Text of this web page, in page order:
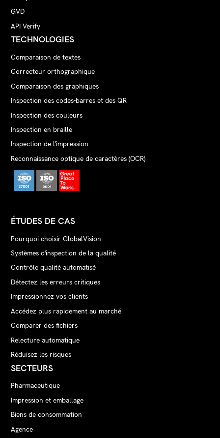
GVD
API Verify
TECHNOLOGIES
Comparaison de textes
Correcteur orthographique
Comparaison des graphiques
Inspection des codes-barres et des QR
Inspection des couleurs
Inspection en braille
Inspection de l'impression
Reconnaissance optique de caractères (OCR)
ÉTUDES DE CAS
Pourquoi choisir GlobalVision
Systèmes d'inspection de la qualité
Contrôle qualité automatisé
Détectez les erreurs critiques
Impressionnez vos clients
Accédez plus rapidement au marché
Comparer des fichiers
Relecture automatique
Réduisez les risques
SECTEURS
Pharmaceutique
Impression et emballage
Biens de consommation
Agence